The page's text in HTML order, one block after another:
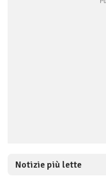
Notizie più lette